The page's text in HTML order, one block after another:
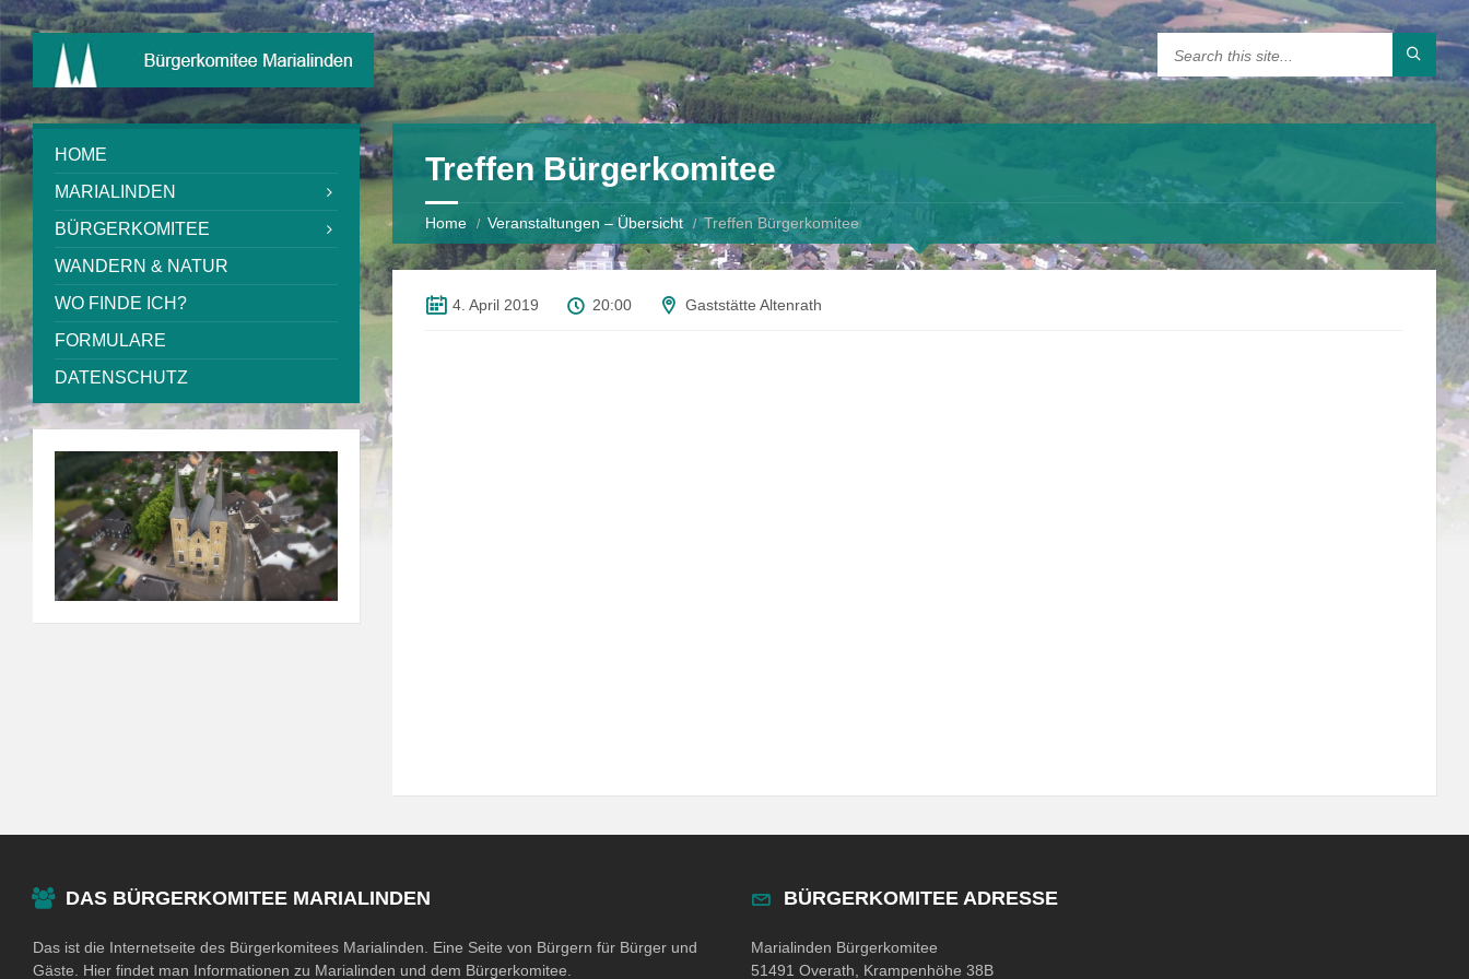
Treffen Bürgerkomitee
Home Veranstaltungen – Übersicht Treffen Bürgerkomitee
4. April 2019 20:00 Gaststätte Altenrath
HOME
MARIALINDEN
BÜRGERKOMITEE
WANDERN & NATUR
WO FINDE ICH?
FORMULARE
DATENSCHUTZ
DAS BÜRGERKOMITEE MARIALINDEN
Das ist die Internetseite des Bürgerkomitees Marialinden. Eine Seite von Bürgern für Bürger und
Gäste. Hier findet man Informationen zu Marialinden und dem Bürgerkomitee.
BÜRGERKOMITEE ADRESSE
Marialinden Bürgerkomitee
51491 Overath, Krampenhöhe 38B